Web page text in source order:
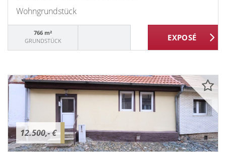
Wohngrundstück
766 m²
GRUNDSTÜCK
12.500,- €